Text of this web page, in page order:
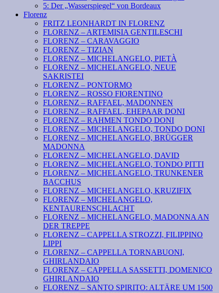
5: Der „Wasserspiegel“ von Bordeaux
Florenz
FRITZ LEONHARDT IN FLORENZ
FLORENZ – ARTEMISIA GENTILESCHI
FLORENZ – CARAVAGGIO
FLORENZ – TIZIAN
FLORENZ – MICHELANGELO, PIETÀ
FLORENZ – MICHELANGELO, NEUE
SAKRISTEI
FLORENZ – PONTORMO
FLORENZ – ROSSO FIORENTINO
FLORENZ – RAFFAEL, MADONNEN
FLORENZ – RAFFAEL, EHEPAAR DONI
FLORENZ – RAHMEN TONDO DONI
FLORENZ – MICHELANGELO, TONDO DONI
FLORENZ – MICHELANGELO, BRÜGGER
MADONNA
FLORENZ – MICHELANGELO, DAVID
FLORENZ – MICHELANGELO, TONDO PITTI
FLORENZ – MICHELANGELO, TRUNKENER
BACCHUS
FLORENZ – MICHELANGELO, KRUZIFIX
FLORENZ – MICHELANGELO,
KENTAURENSCHLACHT
FLORENZ – MICHELANGELO, MADONNA AN
DER TREPPE
FLORENZ – CAPPELLA STROZZI, FILIPPINO
LIPPI
FLORENZ – CAPPELLA TORNABUONI,
GHIRLANDAIO
FLORENZ – CAPPELLA SASSETTI, DOMENICO
GHIRLANDAIO
FLORENZ – SANTO SPIRITO: ALTÄRE UM 1500